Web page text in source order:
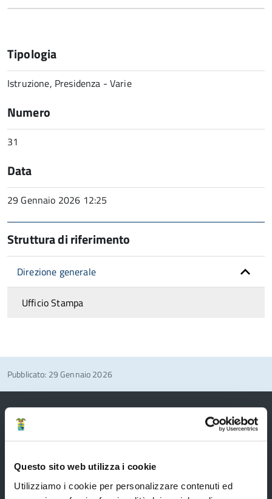
Questo sito web utilizza i cookie
Utilizziamo i cookie per personalizzare contenuti ed
Tipologia
Istruzione, Presidenza - Varie
Numero
31
Data
29 Gennaio 2026 12:25
Struttura di riferimento
Direzione generale
Ufficio Stampa
Pubblicato: 29 Gennaio 2026